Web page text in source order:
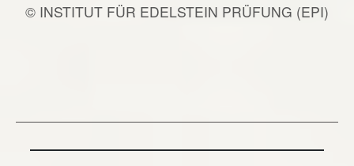
© INSTITUT FÜR EDELSTEIN PRÜFUNG (EPI)